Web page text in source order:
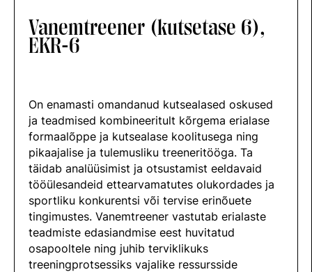
Vanemtreener (kutsetase 6),
EKR-6
On enamasti omandanud kutsealased oskused
ja teadmised kombineeritult kõrgema erialase
formaalõppe ja kutsealase koolitusega ning
pikaajalise ja tulemusliku treeneritööga. Ta
täidab analüüsimist ja otsustamist eeldavaid
tööülesandeid ettearvamatutes olukordades ja
sportliku konkurentsi või tervise erinõuete
tingimustes. Vanemtreener vastutab erialaste
teadmiste edasiandmise eest huvitatud
osapooltele ning juhib terviklikuks
treeningprotsessiks vajalike ressursside